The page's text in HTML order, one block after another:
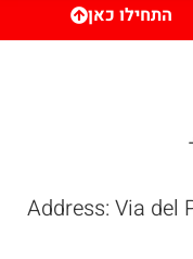
התחילו כאן
Address: Via del